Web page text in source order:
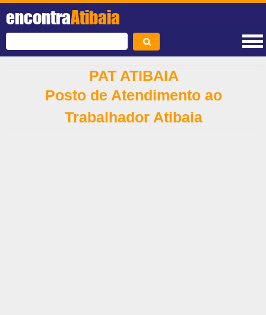
encontraAtibaia
PAT ATIBAIA
Posto de Atendimento ao
Trabalhador Atibaia